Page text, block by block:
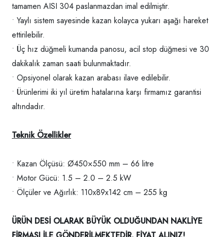
tamamen AISI 304 paslanmazdan imal edilmiştir.
• Yaylı sistem sayesinde kazan kolayca yukarı aşağı hareket
ettirilebilir.
• Üç hız düğmeli kumanda panosu, acil stop düğmesi ve 30
dakikalık zaman saati bulunmaktadır.
• Opsiyonel olarak kazan arabası ilave edilebilir.
• Ürünlerimi iki yıl üretim hatalarına karşı firmamız garantisi
altındadır.
Teknik Özellikler
• Kazan Ölçüsü: Ø450×550 mm – 66 litre
• Motor Gücü: 1.5 – 2.0 – 2.5 kW
• Ölçüler ve Ağırlık: 110x89x142 cm – 255 kg
ÜRÜN DESİ OLARAK BÜYÜK OLDUĞUNDAN NAKLİYE